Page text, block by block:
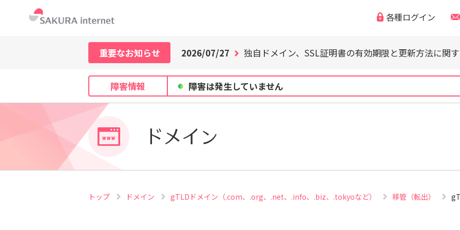
各種ログイン
重要なお知らせ
WordPress の脆弱性にご注意ください（CVE-2026-
2026/07/21
WordPress の脆弱性にご注意ください（CVE-2026-
2026/07/29
「なりすまし・フィッシング詐欺などの迷惑メール」「
2026/07/27
独自ドメイン、SSL証明書の有効期限と更新方法に関
2026/07/21
WordPress の脆弱性にご注意ください（CVE-2026-
障害情報 障害は発生していません
ドメイン
トップ ドメイン gTLDドメイン（.com、.org、.net、.info、.biz、.tokyoなど） 移管（転出）